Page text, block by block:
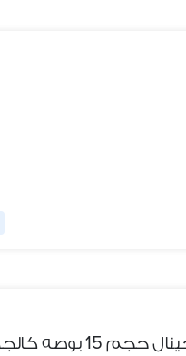
كالجديد